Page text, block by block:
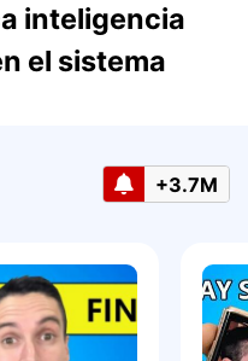
inteligencia
el sistema
+3.7M